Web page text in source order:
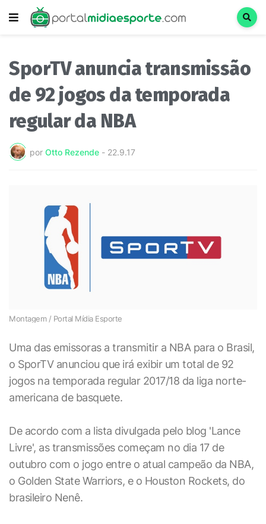
SporTV anuncia transmissão
de 92 jogos da temporada
regular da NBA
por Otto Rezende - 22.9.17
Montagem / Portal Mídia Esporte
Uma das emissoras a transmitir a NBA para o Brasil,
o SporTV anunciou que irá exibir um total de 92
jogos na temporada regular 2017/18 da liga norte-
americana de basquete.
De acordo com a lista divulgada pelo blog 'Lance
Livre', as transmissões começam no dia 17 de
outubro com o jogo entre o atual campeão da NBA,
o Golden State Warriors, e o Houston Rockets, do
brasileiro Nenê.